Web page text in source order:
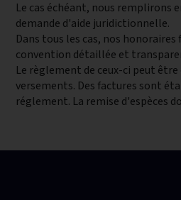
Le cas échéant, nous remplirons
demande d'aide juridictionnelle.
Dans tous les cas, nos
convention détaillée et
Le règlement de ceux-ci peut
versements. Des factures sont
réglement. La remise d'espèces